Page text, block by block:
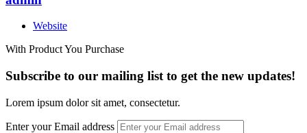
Website
With Product You Purchase
Subscribe to our mailing list to get the new updates!
Lorem ipsum dolor sit amet, consectetur.
Enter your Email address